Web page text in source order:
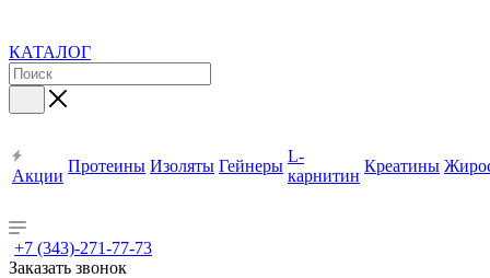
КАТАЛОГ
Акции
Протеины Изоляты Гейнеры
L-
карнитин
Креатины
+7 (343)-271-77-73
Заказать звонок